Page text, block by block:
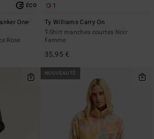
ÉCO
One-
Rose
1
Ty Williams Carry On
T-Shirt manches courtes Noir
Femme
35,95 €
NOUVEAUTÉ